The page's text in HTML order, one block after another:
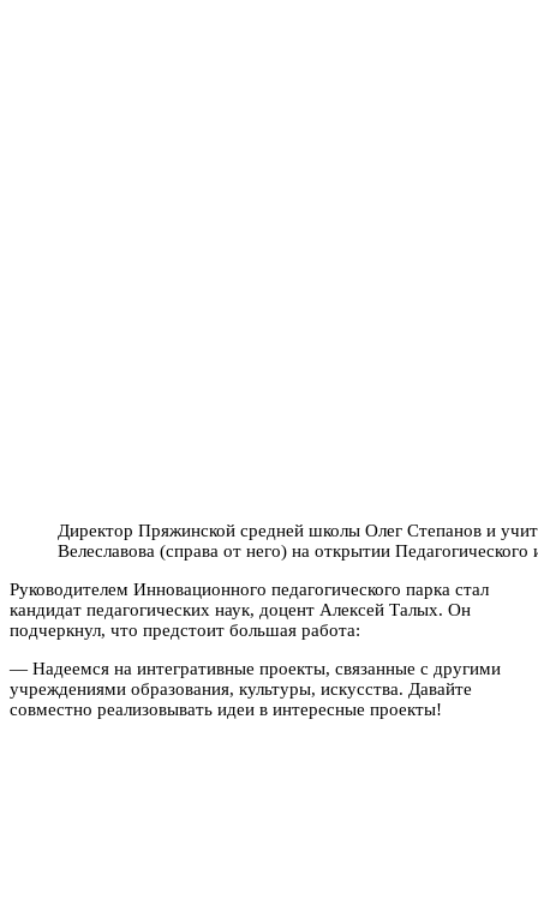
Директор Пряжинской средней школы Олег Степанов и
Велеславова (справа от него) на открытии Педагогического
Руководителем Инновационного педагогического парка стал
кандидат педагогических наук, доцент Алексей Талых. Он
подчеркнул, что предстоит большая работа:
— Надеемся на интегративные проекты, связанные с другими
учреждениями образования, культуры, искусства. Давайте
совместно реализовывать идеи в интересные проекты!